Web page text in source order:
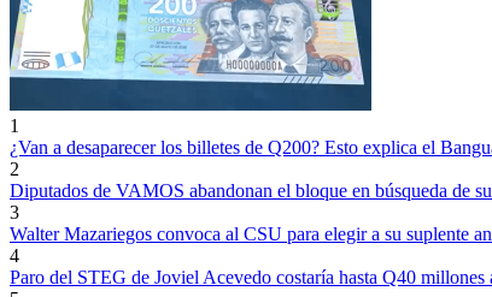
1
¿Van a desaparecer los billetes de Q200? Esto explica el
2
Diputados de VAMOS abandonan el bloque en búsqueda de
3
Walter Mazariegos convoca al CSU para elegir a su suplente
4
Paro del STEG de Joviel Acevedo costaría hasta Q40